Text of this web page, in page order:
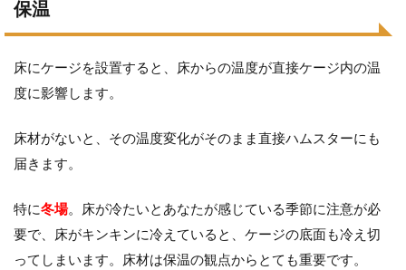
保温
床にケージを設置すると、床からの温度が直接ケージ内の温
度に影響します。
床材がないと、その温度変化がそのまま直接ハムスターにも
届きます。
特に冬場。床が冷たいとあなたが感じている季節に注意が必
要で、床がキンキンに冷えていると、ケージの底面も冷え切
ってしまいます。床材は保温の観点からとても重要です。